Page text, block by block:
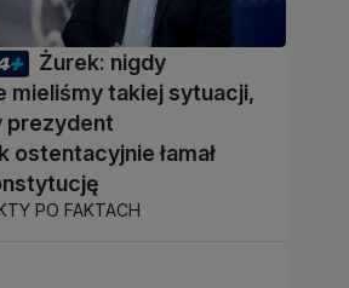
Żurek: nigdy
mieliśmy takiej sytuacji,
prezydent
ostentacyjnie łamał
PO FAKTACH